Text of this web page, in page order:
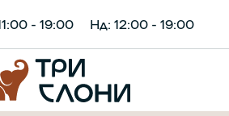
- 19:00 Нд: 12:00 - 19:00